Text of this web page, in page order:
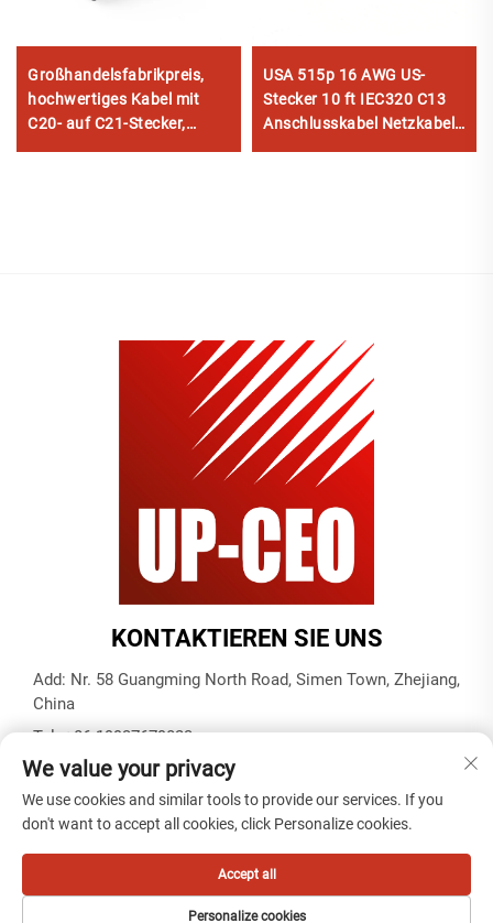
Großhandelsfabrikpreis,
hochwertiges Kabel mit
C20- auf C21-Stecker,
PDU/USV-
USA 515p 16 AWG US-
Stecker 10 ft IEC320 C13
Anschlusskabel Netzkabel
NEMA 5-15P auf IEC C13
KONTAKTIEREN SIE UNS
Add: Nr. 58 Guangming North Road, Simen Town, Zhejiang,
China
Tel.:+86-19937679823
E-Mail: [email protected]
Datenschutzrichtlinie
We value your privacy
We use cookies and similar tools to provide our services. If you
don't want to accept all cookies, click Personalize cookies.
Personalize cookies
Accept all